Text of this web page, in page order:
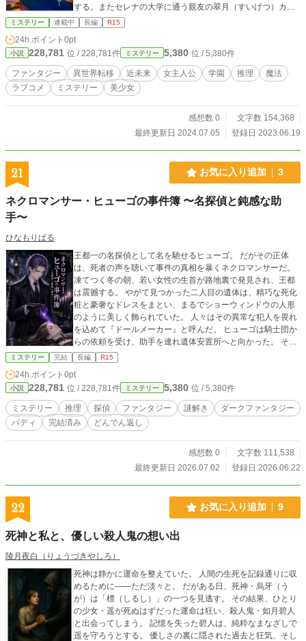
する。またセレナの大学に通う親友の翠月（すいげつ）カエ
デ・鳳（おおとり）ナツミ・御宮寺（おんぐうじ）カケルの
３人も魔術や得意の武芸を使い襲い来るファンタジー系の
数々の魔物を撃退するが、父親殺しの真相を恒河沙カズヤか
ら知り、確信を得たセレナは本来持つ凄まじい闇の力が発動
し、一時闇落ちしてしまう。そこへカズヤが付け狙い、闇の
組織への誘惑を促すが、飼い猫のライムが割って入る。そし
てその溢れ出てしまった黒い闇を魔術で浄化するも、深い睡
んだ大学の学園祭が開催される。そのクライマックスとも言
えるアーティスト七瀬（ななせ）マリナの歌う盛り上がるラ
武】と契約して強固な身体と特殊な能力を得ていた。ガント
その能力を発揮し、大規模儀式魔術でセレナ達を未知の異世
セレナ達は、野生の狼との初めての異世界での戦闘や、樹木
す）へ所属することになる。直後セレナは【白虎】の名を冠
する那由他（なゆた）ミフユに拉致される。果たして無事ア
キラ達は救出することは出来るのか？ ★累計ポイントが１４
０００ptを超えました！ またミステリー部門24h.ポイントで
日間ランキング11位まで入りました！ ありがとうございます
★ ★【小説家になろう様にて祝3000PV突破！感謝】ありが
とうございます！ 現代と近未来技術を交えたファンタジーと
ミステリー系のスピリチュアルな成長ものの物語となってい
ます。全体として３人称視点で執筆しています。また文章内
の（）は登場人物の心の声としています。 １話当たり約3000
～6000文字程で執筆しています。節見出しの最期に◆がある
ものは挿絵があります。 本編更新は不定期ですが、基本的に
１週間単位（土日）で投稿しています。適宜加筆修正や挿絵
追加なども行っています。※R15は念の為の保険です。※本
作品はカクヨム様・小説家になろう様にも投稿中です。
ミステリー 連載中 長編 R15
24h.ポイント 0pt
小説 228,781 位 / 228,781件 ミステリー 5,380 位 / 5,380件
ファンタジー 異世界転移 近未来 女主人公 学園 推理
魔法
ラブコメ
ミステリー 美少女
感想数 0
文字数 154,368
最終更新日 2024.07.05
登録日 2023.06.19
21 お気に入り追加 3
ネクロマンサー・ヒューゴの事件簿 〜名探偵と鈍感な助
手〜
ひなもりぱる
王都一の名探偵として名を馳せるヒューゴ。 だがその正体
は、死者の声を聴いて事件の真相を暴くネクロマンサーだ。
凍てつく冬の朝、若い女性の生首が路地裏で発見され、王都
は震撼する。 やがて見つかった二人目の遺体は、精巧な死化
粧と豪奢なドレスをまとい、まるでショーウィンドウの人形
のように美しく飾られていた。 人々はその異常な犯人を畏れ
を込めて『ドールメーカー』と呼んだ。 ヒューゴは騎士団か
らの依頼を受け、助手を連れ遺体安置所へと向かった。 そこ
で冷たくなった被害者たちは、いったい何を語るのか。 この
物語はドライで冷徹な名探偵と、食いしん坊で空気の読めな
い鈍感な助手が、連続殺人鬼を追う本格ミステリー。 最後の
推理そのものが覆されたとき、物語全体の見え方が変わる。
ミステリー 完結 長編 R15
24h.ポイント 0pt
小説 228,781 位 / 228,781件 ミステリー 5,380 位 / 5,380件
ミステリー 推理 探偵 ファンタジー 謎解き
ダークファンタジー
バディ
完結済み どんでん返し
感想数 0
文字数 111,538
最終更新日 2026.07.02
登録日 2026.06.22
22 お気に入り追加 9
死神と私と、優しい殺人鬼の想い出
陵月夜白（りょうづきやしろ）
死神は静かに運命を整えていた。 人間の生死を記録通りに収
めるために――ただ淡々と。 だがある日、死神・烏牙（う
が）は「標（しるし）」の一つを見逃す。 その結果、ひとり
の少女・遥が死ぬはずだった運命は狂い、殺人鬼・如月碧人
と出会ってしまう。 記憶を失った碧人は、純粋なまなざしで
遥を守ろうとする。 優しさの裏に隠された過去と狂気、そし